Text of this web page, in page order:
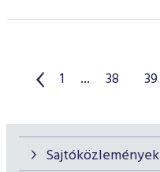
Sajtóközlemények
1 ... 38 39